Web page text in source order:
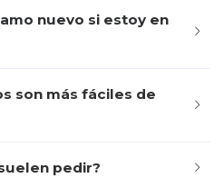
nuevo si estoy en
son más fáciles de
pedir?